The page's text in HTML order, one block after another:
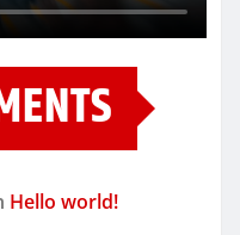
Hello world!